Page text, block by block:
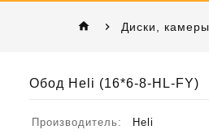
home Диски, камеры
Обод Heli (16*6-8-HL-FY)
Производитель:
Heli